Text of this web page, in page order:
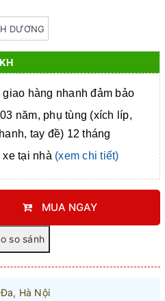
DƯƠNG
giao hàng nhanh đảm bảo
năm, phụ tùng (xích líp,
tay đề) 12 tháng
tại nhà (xem chi tiết)
MUA NGAY
Hà Nội